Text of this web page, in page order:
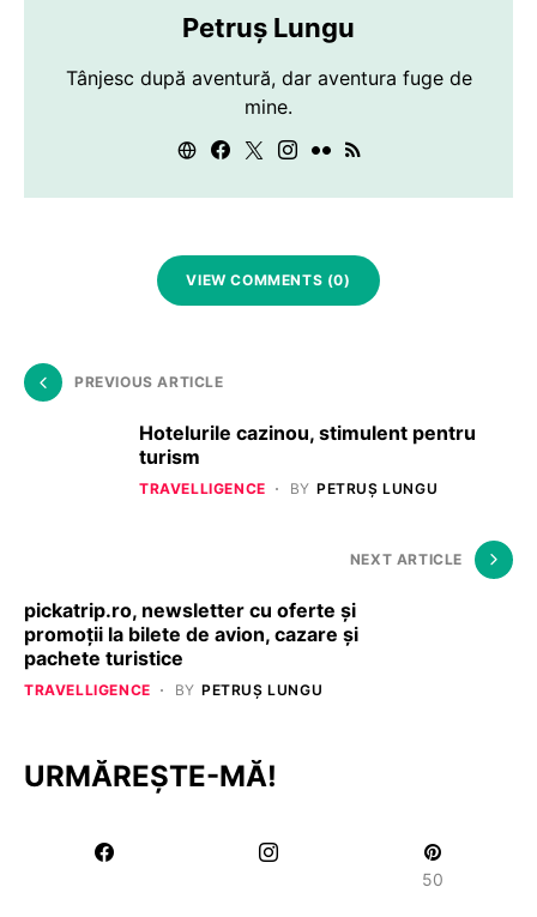
Petruș Lungu
Tânjesc după aventură, dar aventura fuge de
mine.
VIEW COMMENTS (0)
PREVIOUS ARTICLE
Hotelurile cazinou, stimulent pentru
turism
TRAVELLIGENCE BY PETRUȘ LUNGU
NEXT ARTICLE
pickatrip.ro, newsletter cu oferte și
promoții la bilete de avion, cazare și
pachete turistice
TRAVELLIGENCE BY PETRUȘ LUNGU
URMĂREȘTE-MĂ!
50